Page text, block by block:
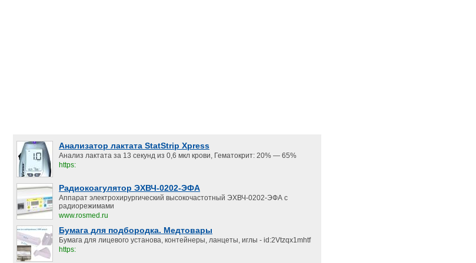
Анализатор лактата StatStrip Xpress
Анализ лактата за 13 секунд из 0,6 мкл крови, Гематокрит: 20% — 65%
https:
Радиокоагулятор ЭХВЧ-0202-ЭФА
Аппарат электрохирургический высокочастотный ЭХВЧ-0202-ЭФА с
радиорежимами
www.rosmed.ru
Бумага для подбородка. Медтовары
Бумага для лицевого установа, контейнеры, ланцеты, иглы - id:2Vtzqx1mhtf
https: